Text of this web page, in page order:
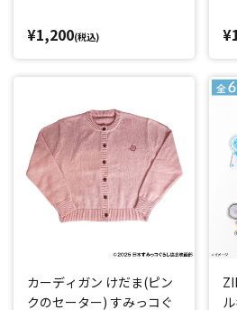
¥1,200(税込)
カーディガン けだま(ピン
クのセーター) すみっコぐ